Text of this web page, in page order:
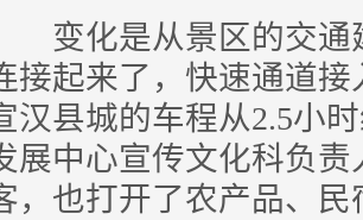
变化是从景区的交通
接起来了，快速通道
汉县城的车程从2.5小
展中心宣传文化科负
，也打开了农产品、